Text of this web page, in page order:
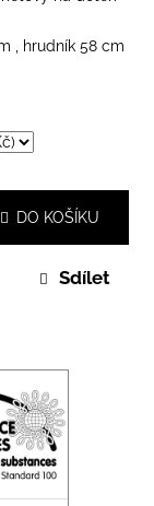
, hrudník 58 cm
DO KOŠÍKU
Sdílet